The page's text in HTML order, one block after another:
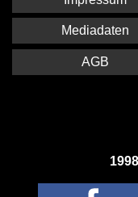
Mediadaten
AGB